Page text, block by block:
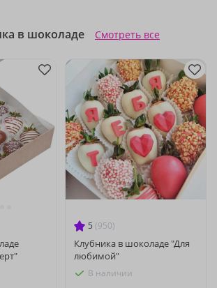
в шоколаде Смотреть все
5 (950)
Клубника в шоколаде "Для
любимой"
В наличии